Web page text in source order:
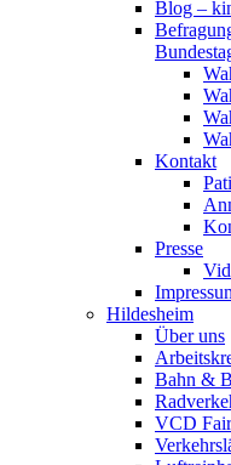
Blog –
Kontakt
Presse
Hildesheim
Über uns
Bahn &
VCD